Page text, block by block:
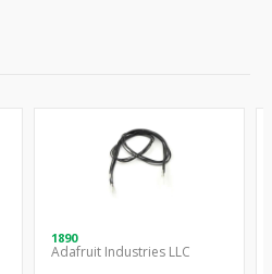
1890
Adafruit Industries LLC